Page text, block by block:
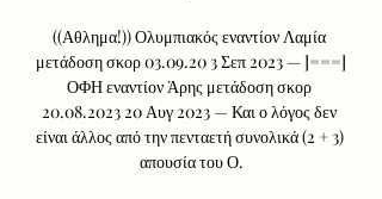
((Αθλημα!)) Ολυμπιακός εναντίον Λαμία
μετάδοση σκορ 03.09.20 3 Σεπ 2023 — ]===]
ΟΦΗ εναντίον Άρης μετάδοση σκορ
20.08.2023 20 Αυγ 2023 — Και ο λόγος δεν
είναι άλλος από την πενταετή συνολικά (2 + 3)
απουσία του Ο.